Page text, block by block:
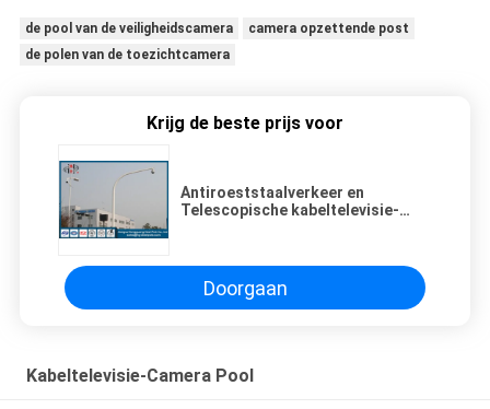
de pool van de veiligheidscamera
camera opzettende post
de polen van de toezichtcamera
Krijg de beste prijs voor
Antiroeststaalverkeer en
Telescopische kabeltelevisie-
Doorgaan
Kabeltelevisie-Camera Pool